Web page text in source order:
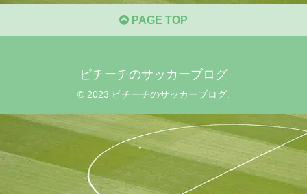
PAGE TOP
ピチーチのサッカーブログ
© 2023 ピチーチのサッカーブログ.